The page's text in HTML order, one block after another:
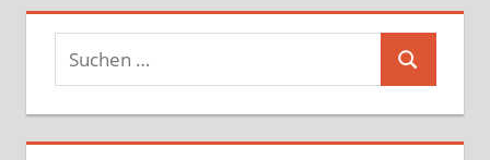
Suchen
nach:
Suchen